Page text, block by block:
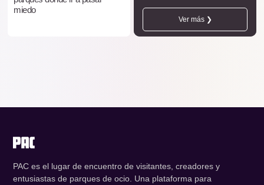
miedo
Ver más ❯
PAC es el lugar de encuentro de visitantes, creadores y
entusiastas de parques de ocio. Una plataforma para